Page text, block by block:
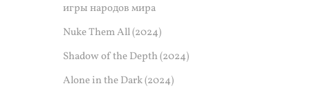
игры народов мира
Nuke Them All (2024)
Shadow of the Depth (2024)
Alone in the Dark (2024)